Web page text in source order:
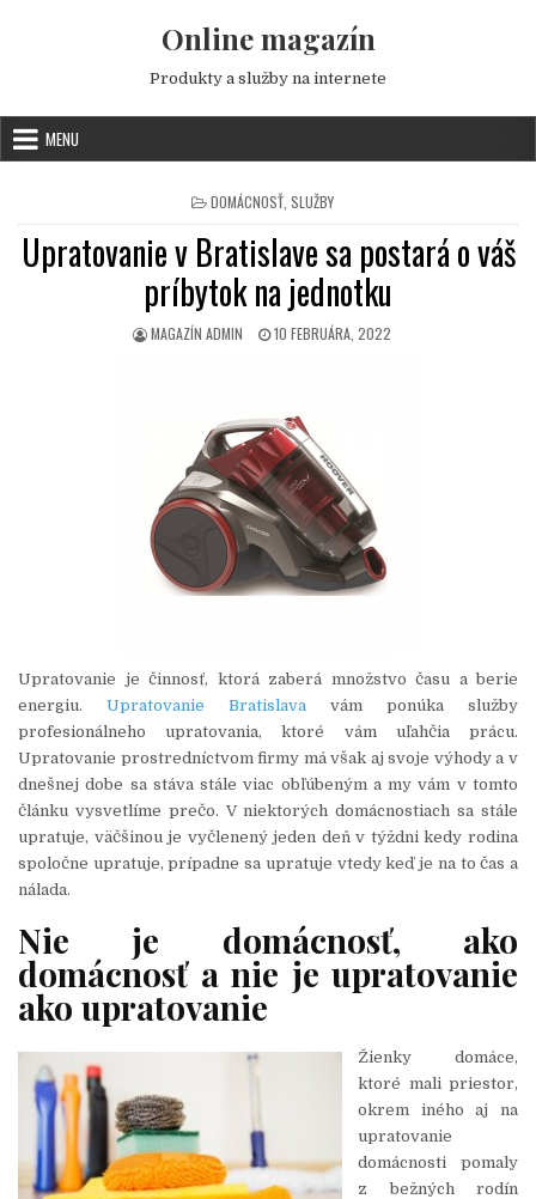
Online magazín
Produkty a služby na internete
MENU
POSTED IN
DOMÁCNOSŤ, SLUŽBY
Upratovanie v Bratislave sa postará o váš
príbytok na jednotku
AUTHOR:
MAGAZÍN ADMIN PUBLISHED DATE:
10 FEBRUÁRA, 2022
Upratovanie je činnosť, ktorá zaberá množstvo času a berie
energiu. Upratovanie Bratislava vám ponúka služby
profesionálneho upratovania, ktoré vám uľahčia prácu.
Upratovanie prostredníctvom firmy má však aj svoje výhody a v
dnešnej dobe sa stáva stále viac obľúbeným a my vám v tomto
článku vysvetlíme prečo. V niektorých domácnostiach sa stále
upratuje, väčšinou je vyčlenený jeden deň v týždni kedy rodina
spoločne upratuje, prípadne sa upratuje vtedy keď je na to čas a
nálada.
Nie je domácnosť, ako
domácnosť a nie je upratovanie
ako upratovanie
Žienky domáce,
ktoré mali priestor,
okrem iného aj na
upratovanie
domácnosti pomaly
z bežných rodín